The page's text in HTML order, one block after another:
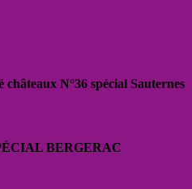
N°36 spécial Sauternes
BERGERAC